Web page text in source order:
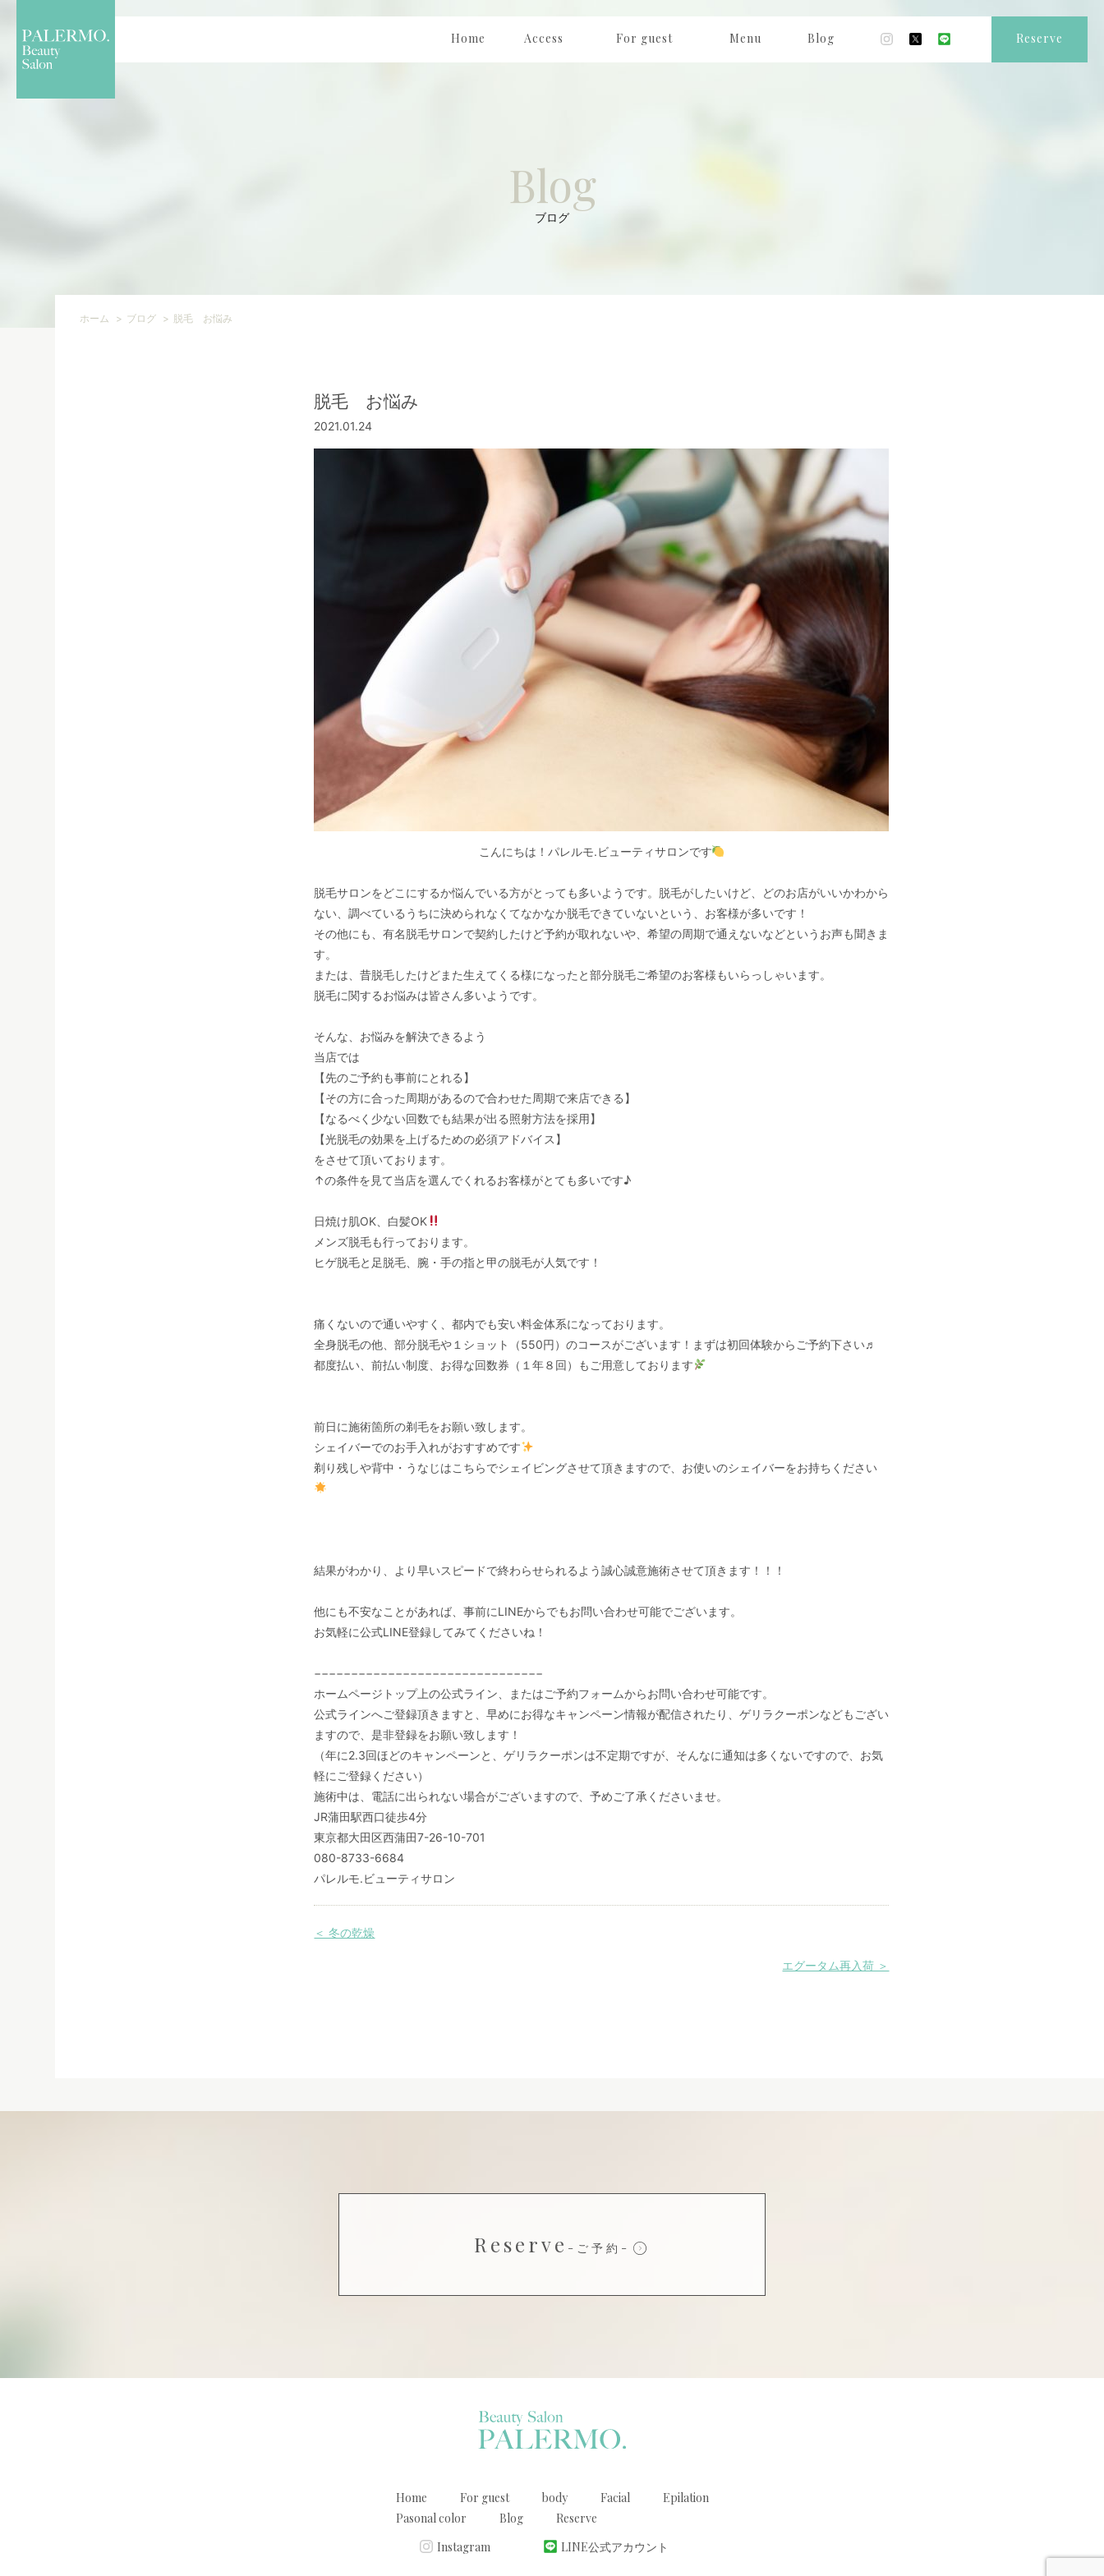
Home
Access
For guest
Menu
Blog
Reserve
ご予約
Blog
ブログ
ホーム ブログ 脱毛 お悩み
脱毛 お悩み
2021.01.24
こんにちは！パレルモ.ビューティサロンです
脱毛サロンをどこにするか悩んでいる方がとっても多いようです。脱毛がしたいけど、どのお店がいいかわから
ない、調べているうちに決められなくてなかなか脱毛できていないという、お客様が多いです！
その他にも、有名脱毛サロンで契約したけど予約が取れないや、希望の周期で通えないなどというお声も聞きま
す。
または、昔脱毛したけどまた生えてくる様になったと部分脱毛ご希望のお客様もいらっしゃいます。
脱毛に関するお悩みは皆さん多いようです。
そんな、お悩みを解決できるよう
当店では
【先のご予約も事前にとれる】
【その方に合った周期があるので合わせた周期で来店できる】
【なるべく少ない回数でも結果が出る照射方法を採用】
【光脱毛の効果を上げるための必須アドバイス】
をさせて頂いております。
↑の条件を見て当店を選んでくれるお客様がとても多いです♪
日焼け肌OK、白髪OK
メンズ脱毛も行っております。
ヒゲ脱毛と足脱毛、腕・手の指と甲の脱毛が人気です！
痛くないので通いやすく、都内でも安い料金体系になっております。
全身脱毛の他、部分脱毛や１ショット（550円）のコースがございます！まずは初回体験からご予約下さい♬
都度払い、前払い制度、お得な回数券（１年８回）もご用意しております
前日に施術箇所の剃毛をお願い致します。
シェイバーでのお手入れがおすすめです
剃り残しや背中・うなじはこちらでシェイビングさせて頂きますので、お使いのシェイバーをお持ちください
結果がわかり、より早いスピードで終わらせられるよう誠心誠意施術させて頂きます！！！
他にも不安なことがあれば、事前にLINEからでもお問い合わせ可能でございます。
お気軽に公式LINE登録してみてくださいね！
−−−−−−−−−−−−−−−−−−−−−−−−−−−−−−−
ホームページトップ上の公式ライン、またはご予約フォームからお問い合わせ可能です。
公式ラインへご登録頂きますと、早めにお得なキャンペーン情報が配信されたり、ゲリラクーポンなどもござい
ますので、是非登録をお願い致します！
（年に2.3回ほどのキャンペーンと、ゲリラクーポンは不定期ですが、そんなに通知は多くないですので、お気
軽にご登録ください）
施術中は、電話に出られない場合がございますので、予めご了承くださいませ。
JR蒲田駅西口徒歩4分
東京都大田区西蒲田7-26-10-701
080-8733-6684
パレルモ.ビューティサロン
＜ 冬の乾燥
エグータム再入荷 ＞
Reserve -ご予約-
Home For guest body Facial
Epilation
Pasonal color
Blog
Reserve
Instagram
LINE公式アカウント